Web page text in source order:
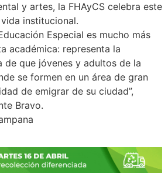
y artes, la FHAyCS celebra este
institucional.
Especial es mucho más
académica: representa la
de que jóvenes y adultos de la
se formen en un área de gran
de emigrar de su ciudad”,
Bravo.